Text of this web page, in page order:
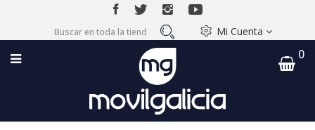
Mi Cuenta
0